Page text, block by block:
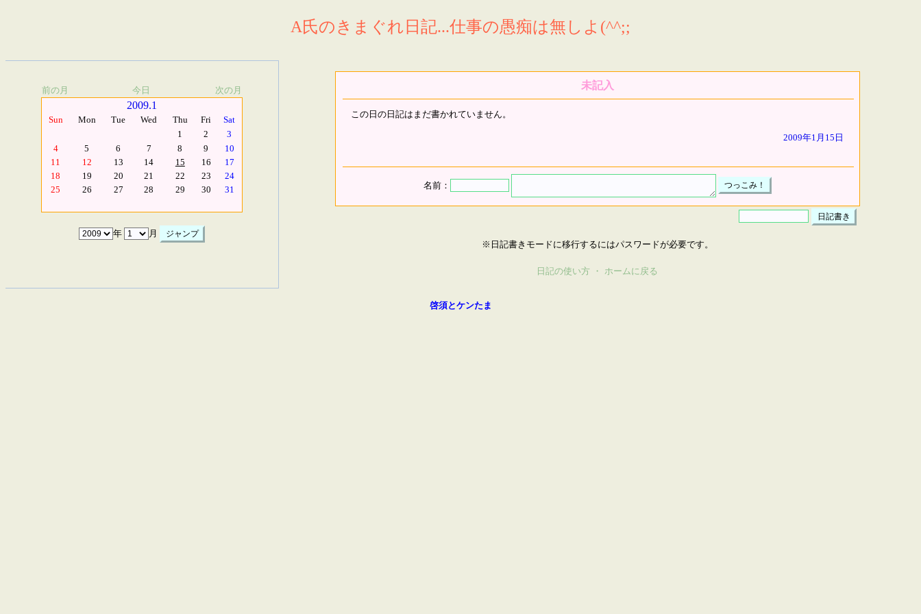
A氏のきまぐれ日記...仕事の愚痴は無しよ(^^;;
前の月 今日 次の月
2009.1
Sun Mon Tue Wed Thu Fri
Sat
1
2
3
4
5 6 7 8 9
10
11
12 13 14 15 16
17
18
19 20 21 22 23
24
25
26 27 28 29 30 31
年 月
未記入
この日の日記はまだ書かれていません。
2009年1月15日
名前：
※日記書きモードに移行するにはパスワードが必要です。
日記の使い方 ・ ホームに戻る
啓須とケンたま